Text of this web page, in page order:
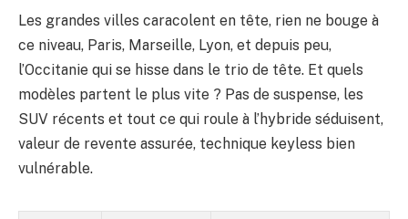
Les grandes villes caracolent en tête, rien ne bouge à
ce niveau, Paris, Marseille, Lyon, et depuis peu,
l’Occitanie qui se hisse dans le trio de tête. Et quels
modèles partent le plus vite ? Pas de suspense, les
SUV récents et tout ce qui roule à l’hybride séduisent,
valeur de revente assurée, technique keyless bien
vulnérable.